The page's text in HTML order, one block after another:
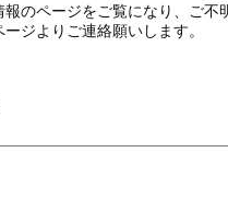
報のページをご覧になり、ご不
ジよりご連絡願いします。